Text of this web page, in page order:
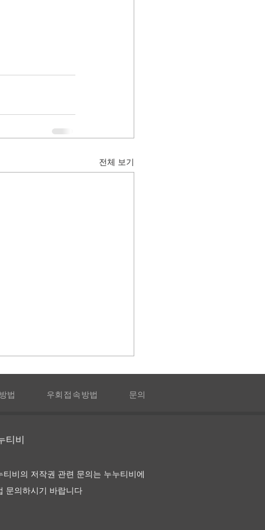
전체 보기
임 호텔 다시보기 및 정
법 우회접속방법 문의
티비
티비의 저작권 관련 문의는 누누티비에
문의하시기 바랍니다